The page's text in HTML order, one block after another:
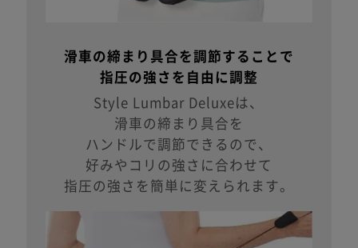
滑車の締まり具合を調節することで
指圧の強さを自由に調整
Style Lumbar Deluxeは、
滑車の締まり具合を
ハンドルで調節できるので、
好みやコリの強さに合わせて
指圧の強さを簡単に変えられます。